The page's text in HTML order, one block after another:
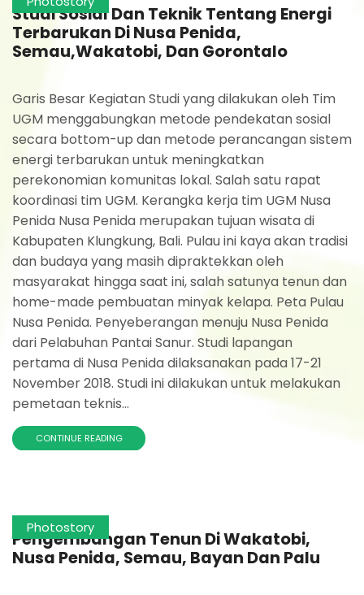
Studi Sosial Dan Teknik Tentang Energi
Terbarukan Di Nusa Penida,
Semau,Wakatobi, Dan Gorontalo
Garis Besar Kegiatan Studi yang dilakukan oleh Tim
UGM menggabungkan metode pendekatan sosial
secara bottom-up dan metode perancangan sistem
energi terbarukan untuk meningkatkan
perekonomian komunitas lokal. Salah satu rapat
koordinasi tim UGM. Kerangka kerja tim UGM Nusa
Penida Nusa Penida merupakan tujuan wisata di
Kabupaten Klungkung, Bali. Pulau ini kaya akan tradisi
dan budaya yang masih dipraktekkan oleh
masyarakat hingga saat ini, salah satunya tenun dan
home-made pembuatan minyak kelapa. Peta Pulau
Nusa Penida. Penyeberangan menuju Nusa Penida
dari Pelabuhan Pantai Sanur. Studi lapangan
pertama di Nusa Penida dilaksanakan pada 17-21
November 2018. Studi ini dilakukan untuk melakukan
pemetaan teknis...
CONTINUE READING
Photostory
Pengembangan Tenun Di Wakatobi,
Nusa Penida, Semau, Bayan Dan Palu